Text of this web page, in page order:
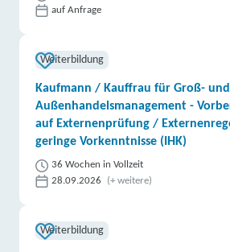
auf Anfrage
Weiterbildung
Kaufmann / Kauffrau für Groß- und
Außenhandelsmanagement -
auf Externenprüfung /
geringe Vorkenntnisse (IHK)
36 Wochen in Vollzeit
28.09.2026
(+ weitere)
Weiterbildung